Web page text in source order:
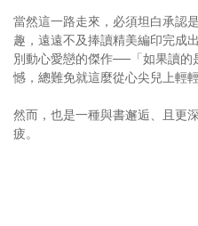
當然這一路走來，必須坦白承認
趣，遠遠不及捧讀精美編印完成
別動心愛戀的傑作──「如果讀
憾，總難免就這麼從心尖兒上輕輕
然而，也是一種與書邂逅、且更
疲。